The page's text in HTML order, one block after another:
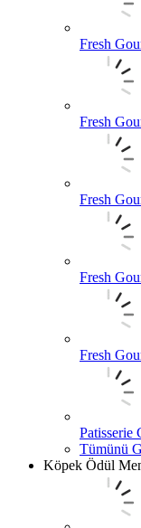
Fresh
Fresh
Fresh
Fresh
Fresh
Patisserie
Tümünü
Köpek Ödül